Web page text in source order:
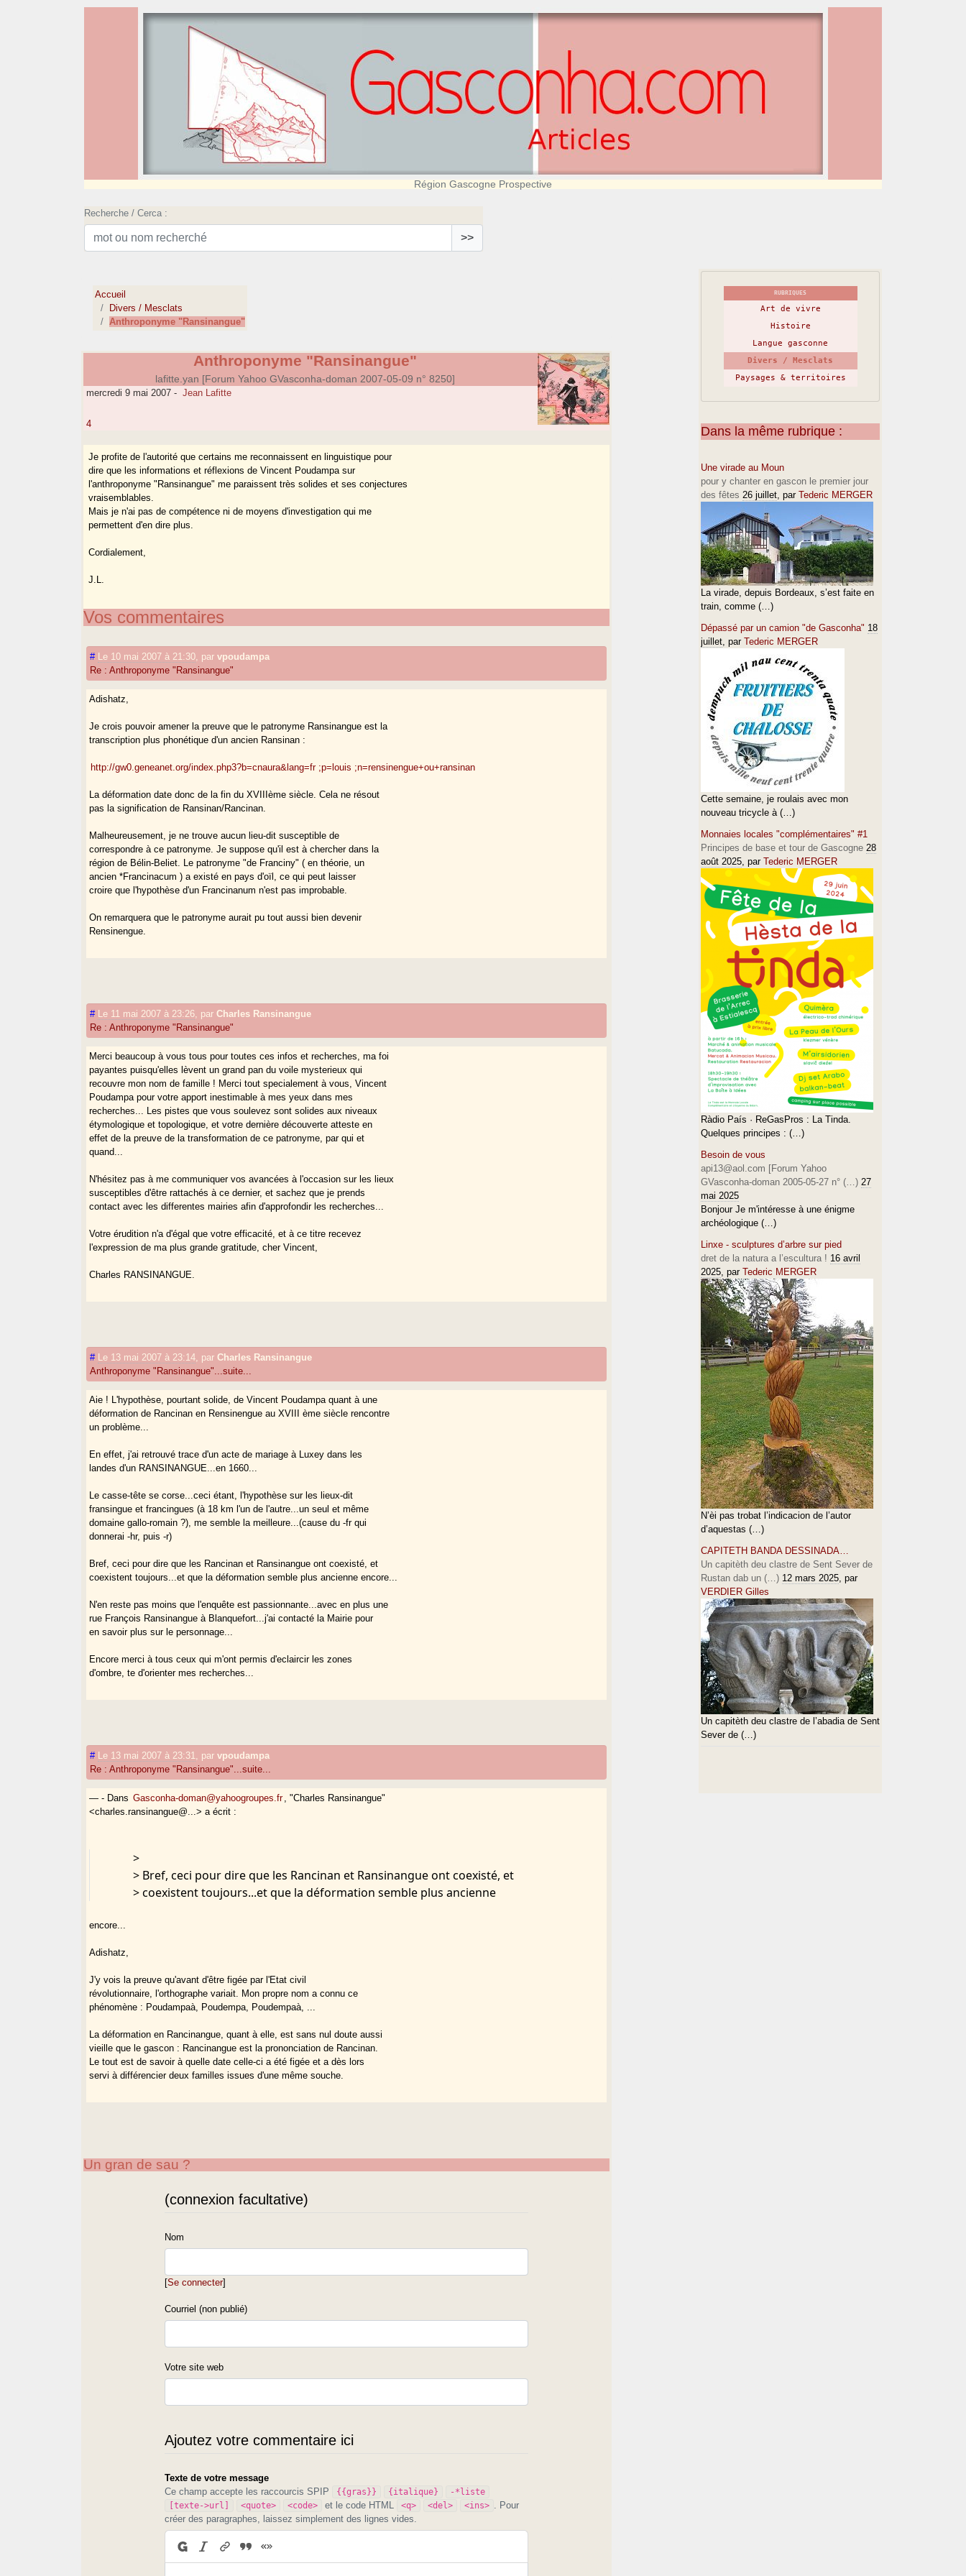
Région Gascogne Prospective
Recherche / Cerca :
>>
Accueil
Divers / Mesclats
Anthroponyme "Ransinangue"
Anthroponyme "Ransinangue"
lafitte.yan [Forum Yahoo GVasconha-doman 2007-05-09 n° 8250]
mercredi 9 mai 2007 - Jean Lafitte
4
Je profite de l'autorité que certains me reconnaissent en linguistique pour
dire que les informations et réflexions de Vincent Poudampa sur
l'anthroponyme "Ransinangue" me paraissent très solides et ses conjectures
vraisemblables.
Mais je n'ai pas de compétence ni de moyens d'investigation qui me
permettent d'en dire plus.
Cordialement,
J.L.
Vos commentaires
# Le 10 mai 2007 à 21:30 parvpoudampa
Re : Anthroponyme "Ransinangue"
Adishatz,
Je crois pouvoir amener la preuve que le patronyme Ransinangue est la
transcription plus phonétique d'un ancien Ransinan :
http://gw0.geneanet.org/index.php3?b=cnaura&lang=fr ;p=louis ;n=rensinengue+ou+ransinan
La déformation date donc de la fin du XVIIIème siècle. Cela ne résout
pas la signification de Ransinan/Rancinan.
Malheureusement, je ne trouve aucun lieu-dit susceptible de
correspondre à ce patronyme. Je suppose qu'il est à chercher dans la
région de Bélin-Beliet. Le patronyme "de Franciny" ( en théorie, un
ancien *Francinacum ) a existé en pays d'oïl, ce qui peut laisser
croire que l'hypothèse d'un Francinanum n'est pas improbable.
On remarquera que le patronyme aurait pu tout aussi bien devenir
Rensinengue.
# Le 11 mai 2007 à 23:26 parCharles Ransinangue
Re : Anthroponyme "Ransinangue"
Merci beaucoup à vous tous pour toutes ces infos et recherches, ma foi
payantes puisqu'elles lèvent un grand pan du voile mysterieux qui
recouvre mon nom de famille ! Merci tout specialement à vous, Vincent
Poudampa pour votre apport inestimable à mes yeux dans mes
recherches... Les pistes que vous soulevez sont solides aux niveaux
étymologique et topologique, et votre dernière découverte atteste en
effet de la preuve de la transformation de ce patronyme, par qui et
quand...
N'hésitez pas à me communiquer vos avancées à l'occasion sur les lieux
susceptibles d'être rattachés à ce dernier, et sachez que je prends
contact avec les differentes mairies afin d'approfondir les recherches...
Votre érudition n'a d'égal que votre efficacité, et à ce titre recevez
l'expression de ma plus grande gratitude, cher Vincent,
Charles RANSINANGUE.
# Le 13 mai 2007 à 23:14 parCharles Ransinangue
Anthroponyme "Ransinangue"...suite...
Aie ! L'hypothèse, pourtant solide, de Vincent Poudampa quant à une
déformation de Rancinan en Rensinengue au XVIII ème siècle rencontre
un problème...
En effet, j'ai retrouvé trace d'un acte de mariage à Luxey dans les
landes d'un RANSINANGUE...en 1660...
Le casse-tête se corse...ceci étant, l'hypothèse sur les lieux-dit
fransingue et francingues (à 18 km l'un de l'autre...un seul et même
domaine gallo-romain ?), me semble la meilleure...(cause du -fr qui
donnerai -hr, puis -r)
Bref, ceci pour dire que les Rancinan et Ransinangue ont coexisté, et
coexistent toujours...et que la déformation semble plus ancienne encore...
N'en reste pas moins que l'enquête est passionnante...avec en plus une
rue François Ransinangue à Blanquefort...j'ai contacté la Mairie pour
en savoir plus sur le personnage...
Encore merci à tous ceux qui m'ont permis d'eclaircir les zones
d'ombre, te d'orienter mes recherches...
# Le 13 mai 2007 à 23:31 parvpoudampa
Re : Anthroponyme "Ransinangue"...suite...
— - Dans Gasconha-doman@yahoogroupes.fr
, "Charles Ransinangue"
<charles.ransinangue@...> a écrit :
>
> Bref, ceci pour dire que les Rancinan et Ransinangue ont coexisté, et
> coexistent toujours...et que la déformation semble plus ancienne
encore...
Adishatz,
J'y vois la preuve qu'avant d'être figée par l'Etat civil
révolutionnaire, l'orthographe variait. Mon propre nom a connu ce
phénomène : Poudampaà, Poudempa, Poudempaà, ...
La déformation en Rancinangue, quant à elle, est sans nul doute aussi
vieille que le gascon : Rancinangue est la prononciation de Rancinan.
Le tout est de savoir à quelle date celle-ci a été figée et a dès lors
servi à différencier deux familles issues d'une même souche.
Un gran de sau ?
(connexion facultative)
Nom
[Se connecter]
Courriel (non publié)
Votre site web
Ajoutez votre commentaire ici
Texte de votre message
Ce champ accepte les raccourcis SPIP
{{gras}} {italique}
-*liste
[texte->url]
<quote> <code> et le code HTML <q> <del> <ins>
. Pour
créer des paragraphes, laissez simplement des lignes vides.
RUBRIQUES
Art de vivre
Histoire
Langue gasconne
Divers / Mesclats
Paysages & territoires
Dans la même rubrique :
Une virade au Moun
pour y chanter en gascon le premier jour
des fêtes 26 juillet, par Tederic MERGER
La virade, depuis Bordeaux, s’est faite en
train, comme (…)
Dépassé par un camion "de Gasconha" 18
juillet, par Tederic MERGER
Cette semaine, je roulais avec mon
nouveau tricycle à (…)
Monnaies locales "complémentaires" #1
Principes de base et tour de Gascogne 28
août 2025, par Tederic MERGER
Ràdio País · ReGasPros : La Tinda.
Quelques principes : (…)
Besoin de vous
api13@aol.com [Forum Yahoo
GVasconha-doman 2005-05-27 n° (…) 27
mai 2025
Bonjour Je m'intéresse à une énigme
archéologique (…)
Linxe - sculptures d’arbre sur pied
dret de la natura a l’escultura ! 16 avril
2025, par Tederic MERGER
N’èi pas trobat l’indicacion de l’autor
d’aquestas (…)
CAPITETH BANDA DESSINADA…
Un capitèth deu clastre de Sent Sever de
Rustan dab un (…) 12 mars 2025, par
VERDIER Gilles
Un capitèth deu clastre de l’abadia de Sent
Sever de (…)